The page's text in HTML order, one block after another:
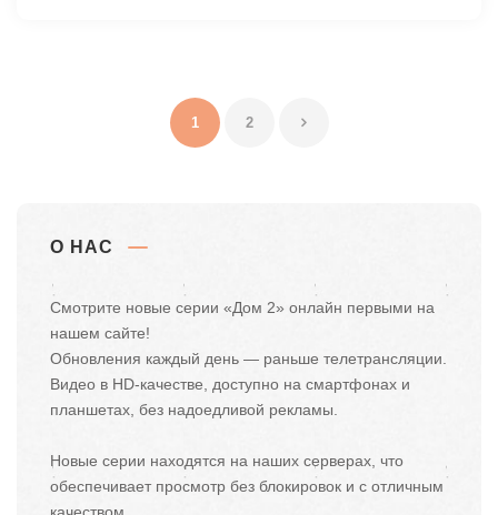
1 2
О НАС
Смотрите новые серии «Дом 2» онлайн первыми на
нашем сайте!
Обновления каждый день — раньше телетрансляции.
Видео в HD-качестве, доступно на смартфонах и
планшетах, без надоедливой рекламы.
Новые серии находятся на наших серверах, что
обеспечивает просмотр без блокировок и с отличным
качеством.